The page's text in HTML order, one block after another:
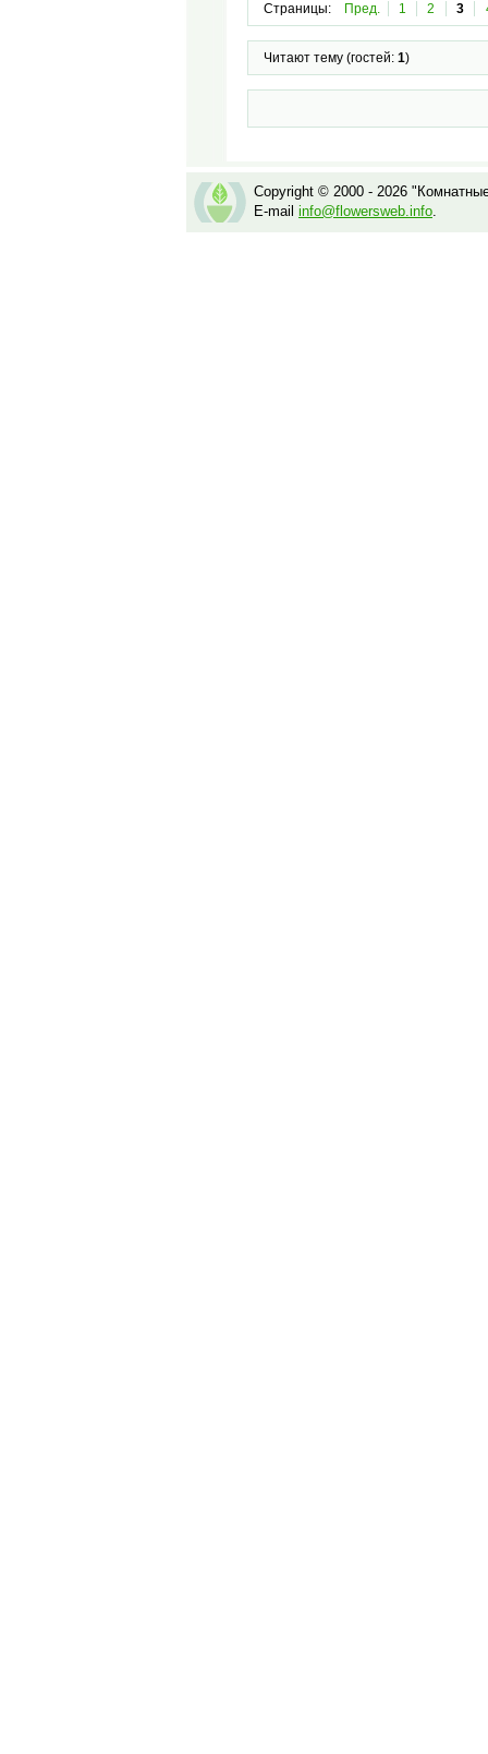
Страницы: Пред. 1 2 3
Читают тему (гостей: 1)
Copyright © 2000 - 2026
E-mail info@flowersweb.info.